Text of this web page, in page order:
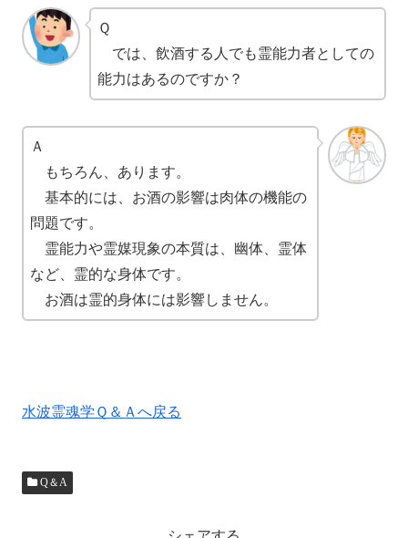
Ｑ
では、飲酒する人でも霊能力者としての
能力はあるのですか？
Ａ
もちろん、あります。
基本的には、お酒の影響は肉体の機能の
問題です。
霊能力や霊媒現象の本質は、幽体、霊体
など、霊的な身体です。
お酒は霊的身体には影響しません。
水波霊魂学Ｑ＆Ａへ戻る
Q＆A